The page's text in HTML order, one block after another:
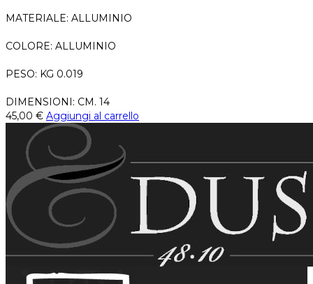
MATERIALE: ALLUMINIO
COLORE: ALLUMINIO
PESO: KG 0.019
DIMENSIONI: CM. 14
45,00 € Aggiungi al carrello